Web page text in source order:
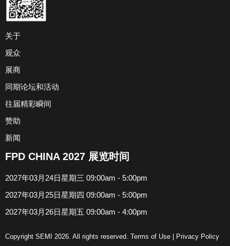
关于
观众
展商
同期论坛和活动
往届精彩瞬间
赞助
新闻
FPD CHINA 2027 展览时间
2027年03月24日星期三 09:00am - 5:00pm
2027年03月25日星期四 09:00am - 5:00pm
2027年03月26日星期五 09:00am - 4:00pm
Copyright SEMI 2026. All rights reserved. Terms of Use Privacy Policy